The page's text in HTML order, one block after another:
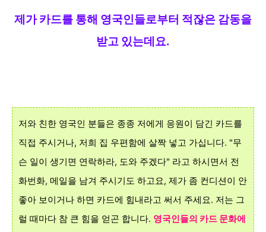
제가 카드를 통해 영국인들로부터 적잖은 감동을
받고 있는데요.
저와 친한 영국인 분들은 종종 저에게 응원이 담긴 카드를
직접 주시거나, 저희 집 우편함에 살짝 넣고 가십니다. "무
슨 일이 생기면 연락하라, 도와 주겠다" 라고 하시면서 전
화번화, 메일을 남겨 주시기도 하고요, 제가 좀 컨디션이 안
좋아 보이거나 하면 카드에 힘내라고 써서 주세요. 저는 그
럴 때마다 참 큰 힘을 얻곤 합니다. 영국인들의 카드 문화에